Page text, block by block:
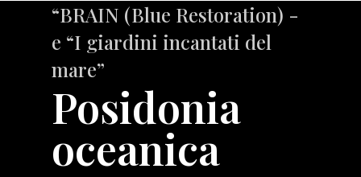
“BRAIN (Blue Restoration) -
e “I giardini incantati del
mare”
Posidonia
oceanica